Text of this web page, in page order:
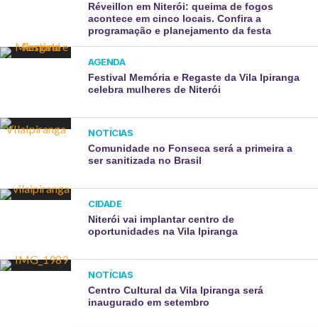
Réveillon em Niterói: queima de fogos
acontece em cinco locais. Confira a
programação e planejamento da festa
AGENDA
Festival Memória e Regaste da Vila Ipiranga
celebra mulheres de Niterói
NOTÍCIAS
Comunidade no Fonseca será a primeira a
ser sanitizada no Brasil
CIDADE
Niterói vai implantar centro de
oportunidades na Vila Ipiranga
NOTÍCIAS
Centro Cultural da Vila Ipiranga será
inaugurado em setembro